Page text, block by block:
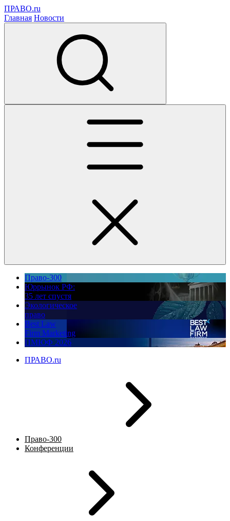
ПРАВО.ru
Главная Новости
Право-300
Юррынок РФ:
35 лет спустя
Экологическое
право
Best Law
Firm Marketing
ПМЮФ 2026
ПРАВО.ru
Право-300
Конференции